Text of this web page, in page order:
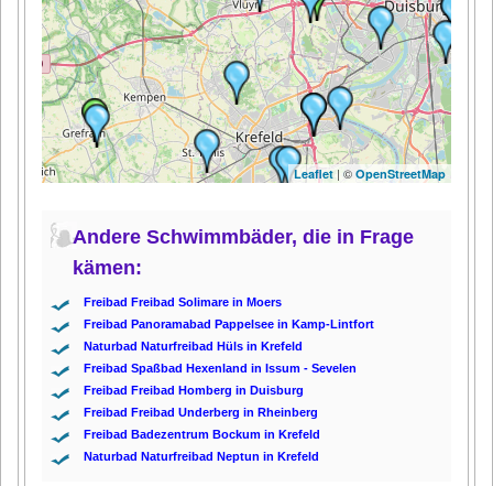
Leaflet| © OpenStreetMap
Andere Schwimmbäder, die in Frage
kämen:
Freibad Freibad Solimare in Moers
Freibad Panoramabad Pappelsee in Kamp-Lintfort
Naturbad Naturfreibad Hüls in Krefeld
Freibad Spaßbad Hexenland in Issum - Sevelen
Freibad Freibad Homberg in Duisburg
Freibad Freibad Underberg in Rheinberg
Freibad Badezentrum Bockum in Krefeld
Naturbad Naturfreibad Neptun in Krefeld